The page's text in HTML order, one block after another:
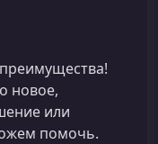
новое,
или
помочь.